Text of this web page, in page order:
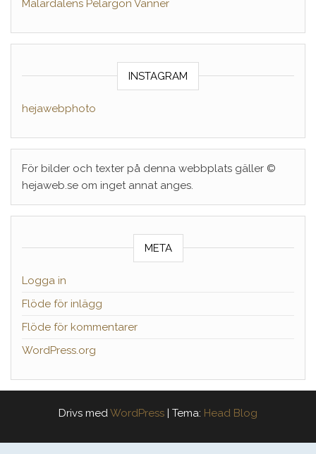
Mälardalens Pelargon Vänner
INSTAGRAM
hejawebphoto
För bilder och texter på denna webbplats gäller ©
hejaweb.se om inget annat anges.
META
Logga in
Flöde för inlägg
Flöde för kommentarer
WordPress.org
Drivs medWordPress | Tema: Head Blog